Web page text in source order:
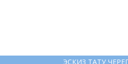
ЭСКИЗ ТАТУ